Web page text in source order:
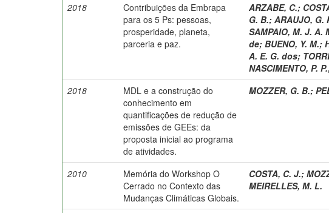
2018
Contribuições da Embrapa
para os 5 Ps: pessoas,
prosperidade, planeta,
parceria e paz.
ARZABE, C.;
G. B.; ARAUJO, G.
SAMPAIO, M. J. A.
de; BUENO, Y. M.;
A. E. G. dos;
NASCIMENTO, P. P.
2018
MDL e a construção do
conhecimento em
quantificações de redução de
emissões de GEEs: da
proposta inicial ao programa
de atividades.
MOZZER, G. B.;
2010
Memória do Workshop O
Cerrado no Contexto das
Mudanças Climáticas Globais.
COSTA, C. J.;
MEIRELLES, M. L.